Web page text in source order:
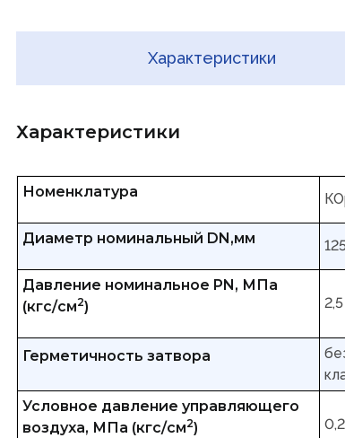
Характеристики
Характеристики
Номенклатура
Диаметр номинальный DN,мм
Давление номинальное PN, МПа
(кгс/см2)
Герметичность затвора
Условное давление управляющего
воздуха, МПа (кгс/см2)